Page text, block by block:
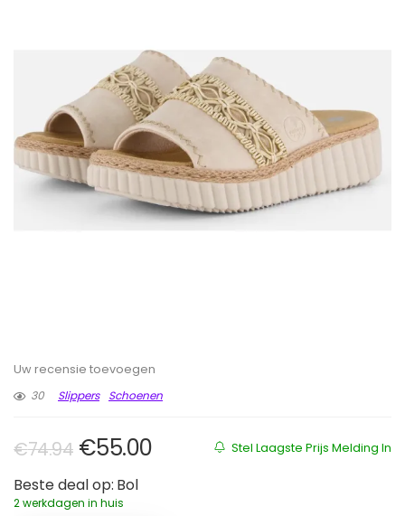
Uw recensie toevoegen
30
Slippers Schoenen
Stel Laagste Prijs Melding In
€74.94 Oorspronkelijke prijs was:
€55.00Huidige prijs is: €55.00.
Beste deal op: Bol
2 werkdagen in huis